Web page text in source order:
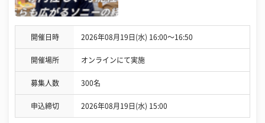
開催日時 2026年08月19日(水) 16:00〜16:50
開催場所 オンラインにて実施
募集人数 300名
申込締切 2026年08月19日(水) 15:00